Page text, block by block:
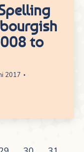
to
2017